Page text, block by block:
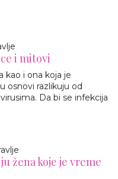
i mitovi
kao i ona koja je
osnovi razlikuju od
Da bi se infekcija
žena koje je vreme